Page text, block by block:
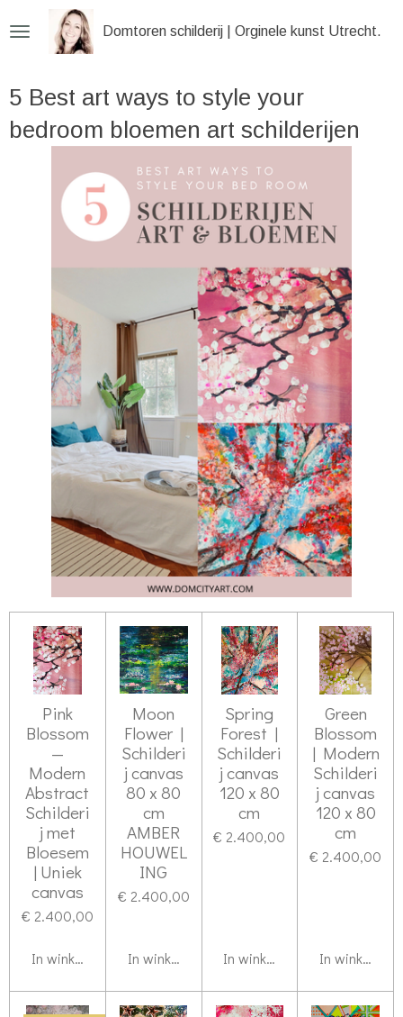
de
hoofdinhoud
Domtoren schilderij | Orginele kunst Utrecht
5 Best art ways to style your
bedroom bloemen art schilderijen
Pink
Blossom
—
Modern
Abstract
Schilderi
j met
Bloesem
| Uniek
canvas
€ 2.400,00
In winkelwagen
Moon
Flower |
Schilderi
j canvas
80 x 80
cm
AMBER
HOUWEL
ING
€ 2.400,00
In winkelwagen
Spring
Forest |
Schilderi
j canvas
120 x 80
cm
€ 2.400,00
In winkelwagen
Green
Blossom
| Modern
Schilderi
j canvas
120 x 80
cm
€ 2.400,00
In